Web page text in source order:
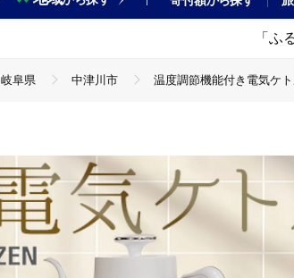
「ふ
岐阜県 中津川市 温度調節機能付き電気ケ